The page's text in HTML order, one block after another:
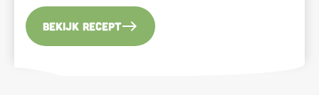
Bekijk recepteast